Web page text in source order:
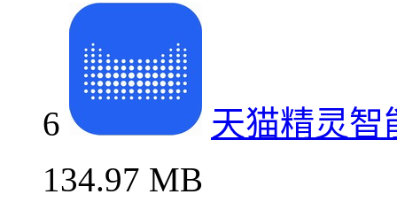
6
天猫精灵智
134.97 MB